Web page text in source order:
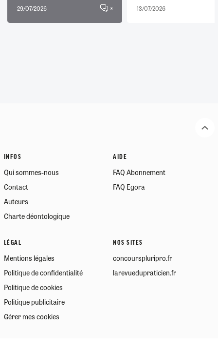
29/07/2026 8 13/07/2026
INFOS
Qui sommes-nous
Contact
Auteurs
Charte déontologique
AIDE
FAQ Abonnement
FAQ Egora
LÉGAL
Mentions légales
Politique de confidentialité
Politique de cookies
Politique publicitaire
Gérer mes cookies
NOS SITES
concourspluripro.fr
larevuedupraticien.fr